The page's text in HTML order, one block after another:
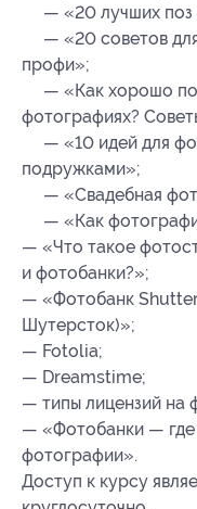
— «20 лучших поз
— «20 советов
профи»;
— «Как хорошо
фотографиях?
— «10 идей для
подружками»;
— «Свадебная
— «Как
— «Что такое
и фотобанки?»;
— «Фотобанк
Шутерсток)»;
— Fotolia;
— Dreamstime;
— типы лицензий на
— «Фотобанки — где
фотографии».
Доступ к курсу